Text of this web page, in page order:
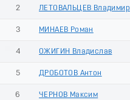
2 ЛЕТОВАЛЬЦЕВ Владимир
3 МИНАЕВ Роман
4 ОЖИГИН Владислав
5 ДРОБОТОВ Антон
6 ЧЕРНОВ Максим